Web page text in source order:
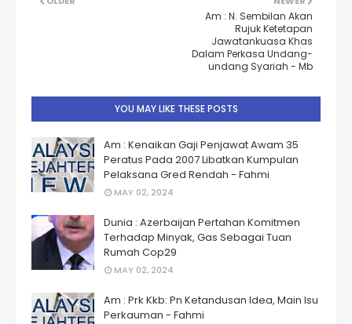
Am : N. Sembilan Akan
Rujuk Ketetapan
Jawatankuasa Khas
Dalam Perkasa Undang-
undang Syariah - Mb
YOU MAY LIKE THESE POSTS
Am : Kenaikan Gaji Penjawat Awam 35
Peratus Pada 2007 Libatkan Kumpulan
Pelaksana Gred Rendah - Fahmi
MAY 02, 2024
Dunia : Azerbaijan Pertahan Komitmen
Terhadap Minyak, Gas Sebagai Tuan
Rumah Cop29
MAY 02, 2024
Am : Prk Kkb: Pn Ketandusan Idea, Main Isu
Perkauman - Fahmi